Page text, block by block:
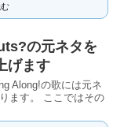
の元ネタを
げます
Along!の歌には元ネ
ます。 ここではその